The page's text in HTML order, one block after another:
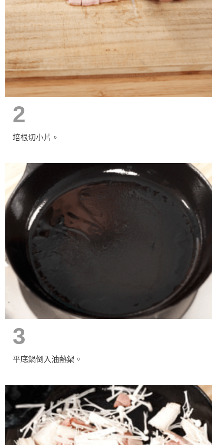
2
培根切小片。
3
平底鍋倒入油熱鍋。